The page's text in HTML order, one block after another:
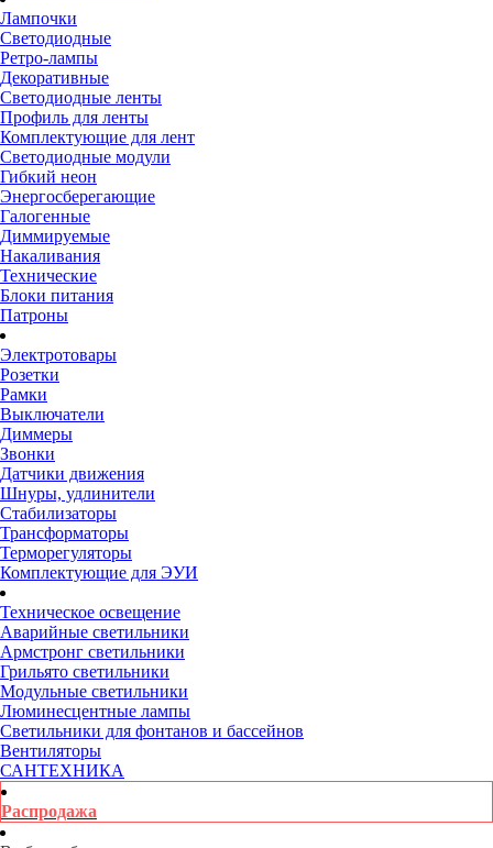
Лампочки
Светодиодные
Ретро-лампы
Декоративные
Светодиодные ленты
Профиль для ленты
Комплектующие для лент
Светодиодные модули
Гибкий неон
Энергосберегающие
Галогенные
Диммируемые
Накаливания
Технические
Блоки питания
Патроны
Электротовары
Розетки
Рамки
Выключатели
Диммеры
Звонки
Датчики движения
Шнуры, удлинители
Стабилизаторы
Трансформаторы
Терморегуляторы
Комплектующие для ЭУИ
Техническое освещение
Аварийные светильники
Армстронг светильники
Грильято светильники
Модульные светильники
Люминесцентные лампы
Светильники для фонтанов и бассейнов
Вентиляторы
САНТЕХНИКА
Распродажа